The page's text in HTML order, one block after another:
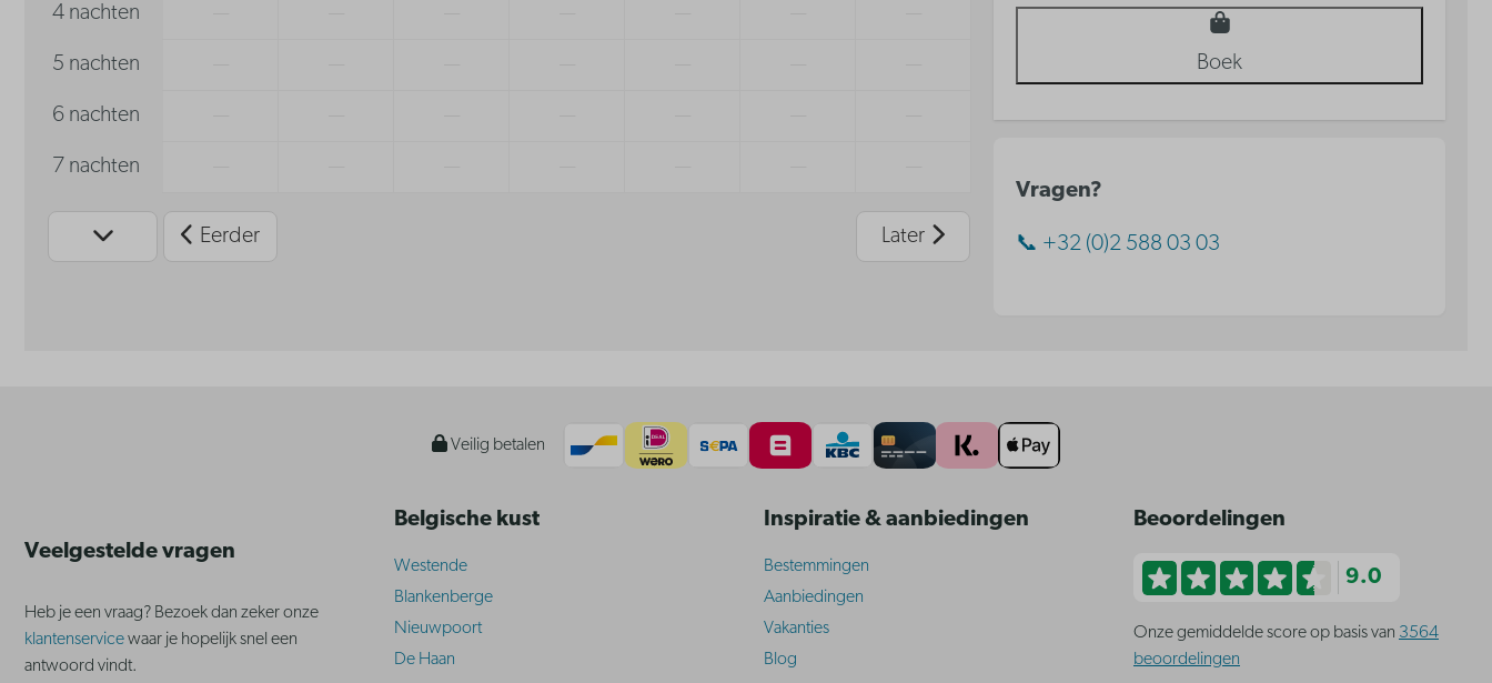
4 nachten
5 nachten
6 nachten
7 nachten
Eerder Later
Boek
Vragen?
📞 +32 (0)2 588 03 03
Veilig betalen
Veelgestelde vragen
Heb je een vraag? Bezoek dan zeker onze
klantenservicewaar je hopelijk snel een
antwoord vindt.
Belgische kust
Westende
Blankenberge
Nieuwpoort
De Haan
Inspiratie & aanbiedingen
Bestemmingen
Aanbiedingen
Vakanties
Blog
Beoordelingen
9.0
Onze gemiddelde score op basis van 3564
beoordelingen